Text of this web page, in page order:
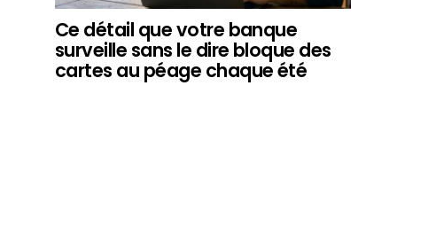
Ce détail que votre banque
surveille sans le dire bloque des
cartes au péage chaque été